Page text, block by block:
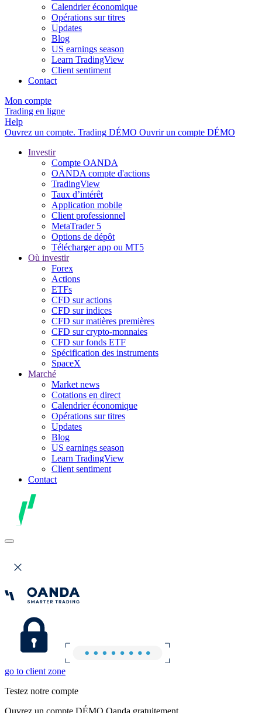
Calendrier économique
Opérations sur titres
Updates
Blog
US earnings season
Learn TradingView
Client sentiment
Contact
Mon compte
Trading en ligne
Help
Ouvrez un compte. Trading DÉMO Ouvrir un compte DÉMO
Investir
Compte OANDA
OANDA compte d'actions
TradingView
Taux d’intérêt
Application mobile
Client professionnel
MetaTrader 5
Options de dépôt
Télécharger app ou MT5
Où investir
Forex
Actions
ETFs
CFD sur actions
CFD sur indices
CFD sur matières premières
CFD sur crypto-monnaies
CFD sur fonds ETF
Spécification des instruments
SpaceX
Marché
Market news
Cotations en direct
Calendrier économique
Opérations sur titres
Updates
Blog
US earnings season
Learn TradingView
Client sentiment
Contact
go to client zone
Testez notre compte
Ouvrez un compte DÉMO Oanda gratuitement